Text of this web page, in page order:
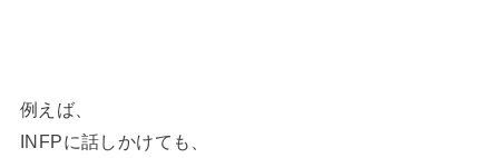
例えば、
INFPに話しかけても、